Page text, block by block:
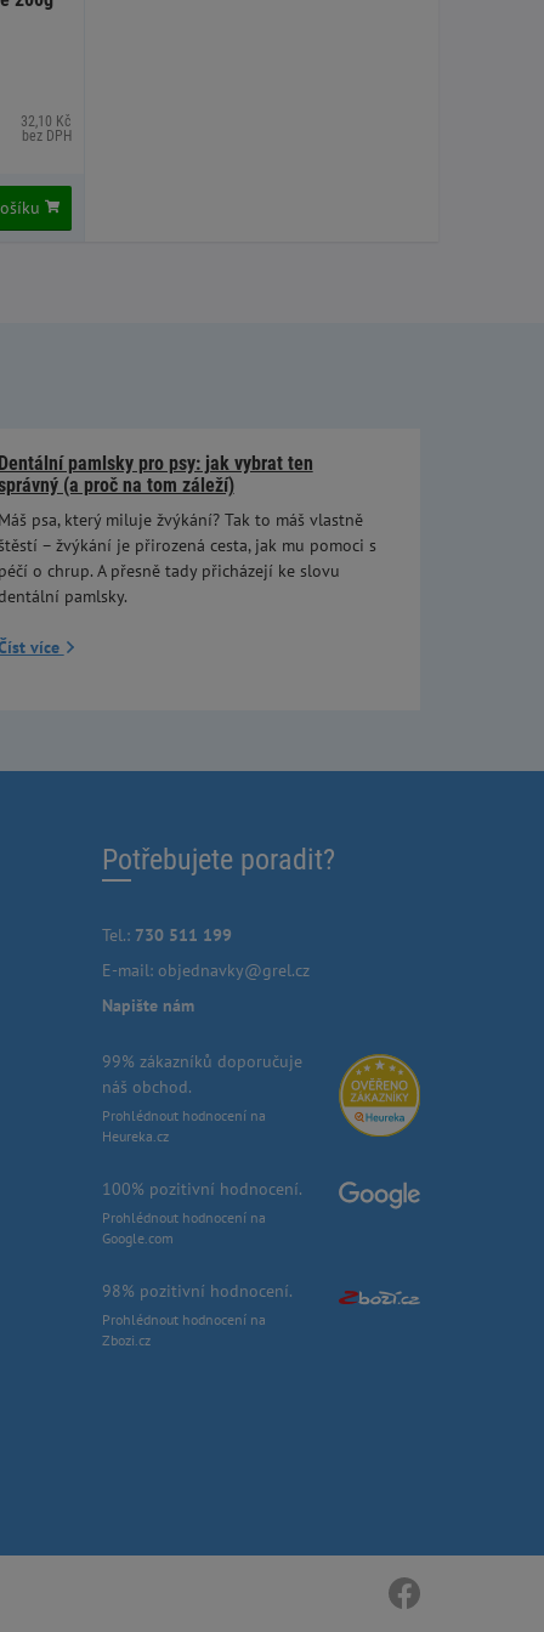
32,10 Kč
bez DPH
Dentální pamlsky pro psy: jak vybrat ten
(a proč na tom záleží)
Máš psa, který miluje žvýkání? Tak to máš vlastně
– žvýkání je přirozená cesta, jak mu pomoci s
péčí o chrup. A přesně tady přicházejí ke slovu
pamlsky.
více
Potřebujete poradit?
Tel.: 730 511 199
E-mail: objednavky@grel.cz
Napište nám
99% zákazníků doporučuje
náš obchod.
Prohlédnout hodnocení na
Heureka.cz
100% pozitivní hodnocení.
Prohlédnout hodnocení na
Google.com
98% pozitivní hodnocení.
Prohlédnout hodnocení na
Zbozi.cz